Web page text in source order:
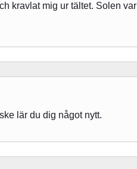
kravlat mig ur tältet. Solen
lär du dig något nytt.